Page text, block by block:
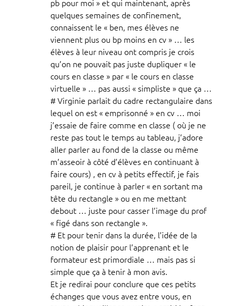
pb pour moi » et qui maintenant, après
quelques semaines de confinement,
connaissent le « ben, mes élèves ne
viennent plus ou bp moins en cv » … les
élèves à leur niveau ont compris je crois
qu’on ne pouvait pas juste dupliquer « le
cours en classe » par « le cours en classe
virtuelle » … pas aussi « simpliste » que ça …
# Virginie parlait du cadre rectangulaire dans
lequel on est « emprisonné » en cv … moi
j’essaie de faire comme en classe ( où je ne
reste pas tout le temps au tableau, j’adore
aller parler au fond de la classe ou même
m’asseoir à côté d’élèves en continuant à
faire cours) , en cv à petits effectif, je fais
pareil, je continue à parler « en sortant ma
tête du rectangle » ou en me mettant
debout … juste pour casser l’image du prof
« figé dans son rectangle ».
# Et pour tenir dans la durée, l’idée de la
notion de plaisir pour l’apprenant et le
formateur est primordiale … mais pas si
simple que ça à tenir à mon avis.
Et je redirai pour conclure que ces petits
échanges que vous avez entre vous, en